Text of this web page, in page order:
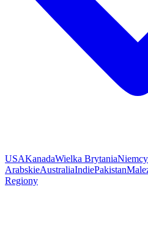
USAKanadaWielka BrytaniaNiemcy
ArabskieAustraliaIndiePakistan
Regiony